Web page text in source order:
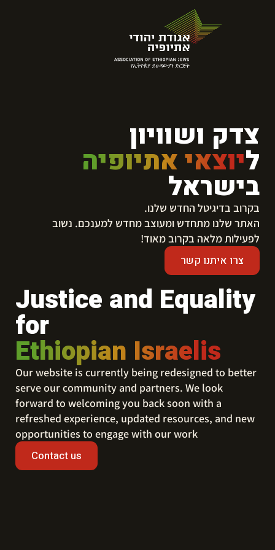
צדק ושוויון
ליוצאי אתיופיה
בישראל
בקרוב בדיגיטל החדש שלנו.
​האתר שלנו מתחדש ומעוצב מחדש למענכם. נשוב
לפעילות מלאה בקרוב מאוד!
צרו איתנו קשר
Justice and Equality
for
Ethiopian Israelis
Our website is currently being redesigned to better
serve our community and partners. We look
forward to welcoming you back soon with a
refreshed experience, updated resources, and new
opportunities to engage with our work
Contact us